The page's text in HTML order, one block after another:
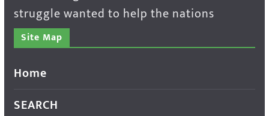
struggle wanted to help the nations
Site Map
Home
SEARCH